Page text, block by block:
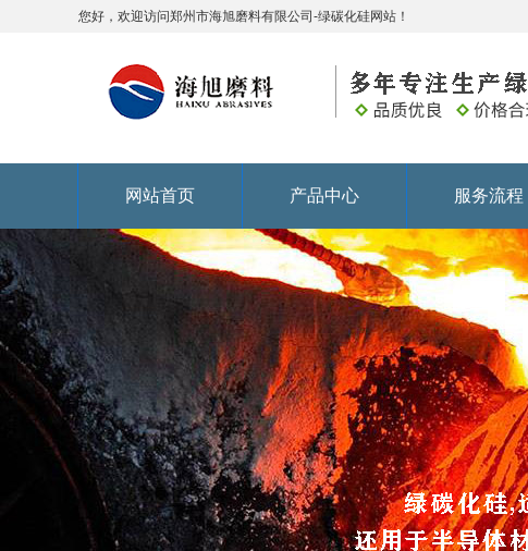
您好，欢迎访问郑州市海旭磨料有限公司-绿碳化硅网站！
网站首页 产品中心 服务流程